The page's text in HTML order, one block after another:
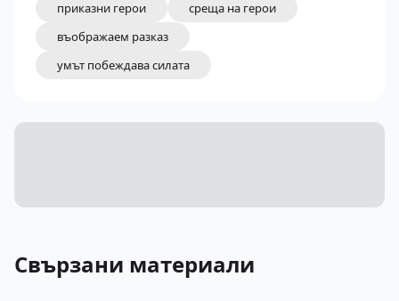
приказни герои
среща на герои
въображаем разказ
умът побеждава силата
Свързани материали